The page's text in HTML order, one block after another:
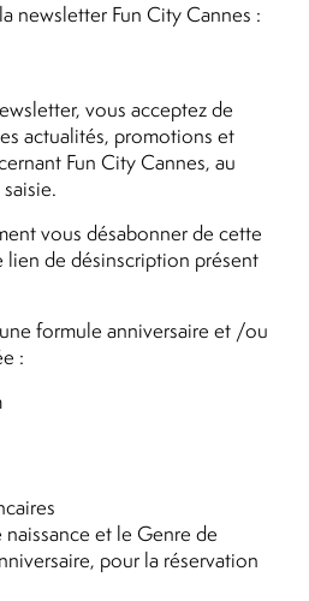
newsletter Fun City Cannes :
vous acceptez de
actualités, promotions et
Fun City Cannes, au
vous désabonner de cette
de désinscription présent
formule anniversaire et /ou
:
et le Genre de
pour la réservation